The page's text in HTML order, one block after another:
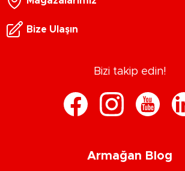
Bize Ulaşın
Bizi takip edin!
Armağan Blog